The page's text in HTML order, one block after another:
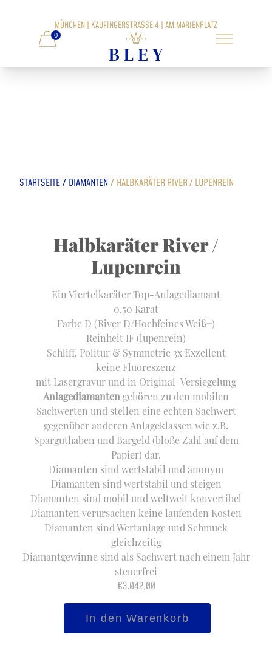
MÜNCHEN | KAUFINGERSTRASSE 4 | AM MARIENPLATZ
0
STARTSEITE/ DIAMANTEN / HALBKARÄTER RIVER / LUPENREIN
Halbkaräter River /
Lupenrein
Ein Viertelkaräter Top-Anlagediamant
0,50 Karat
Farbe D (River D/Hochfeines Weiß+)
Reinheit IF (lupenrein)
Schliff, Politur & Symmetrie 3x Exzellent
keine Fluoreszenz
mit Lasergravur und in Original-Versiegelung
Anlagediamanten gehören zu den mobilen
Sachwerten und stellen eine echten Sachwert
gegenüber anderen Anlageklassen wie z.B.
Sparguthaben und Bargeld (bloße Zahl auf dem
Papier) dar.
Diamanten sind wertstabil und anonym
Diamanten sind wertstabil und steigen
Diamanten sind mobil und weltweit konvertibel
Diamanten verursachen keine laufenden Kosten
Diamanten sind Wertanlage und Schmuck
gleichzeitig
Diamantgewinne sind als Sachwert nach einem Jahr
steuerfrei
€3.042,00
In den Warenkorb